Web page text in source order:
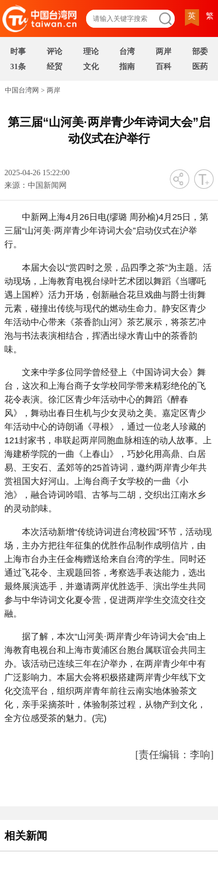
英 繁
时事 评论 理论 台湾 两岸
部委
31条
经贸 文化 指南 百科 医药
中国台湾网 > 两岸
第三届“山河美·两岸青少年诗词大会”启
动仪式在沪举行
2025-04-26 15:22:00
来源：中国新闻网
字号
中新网上海4月26日电(缪璐 周孙榆)4月25日，第
三届“山河美·两岸青少年诗词大会”启动仪式在沪举
行。
本届大会以“赏四时之景，品四季之茶”为主题。活
动现场，上海教育电视台绿叶艺术团以舞蹈《当哪吒
遇上国粹》活力开场，创新融合花旦戏曲与爵士街舞
元素，碰撞出传统与现代的燃动生命力。静安区青少
年活动中心带来《茶香韵山河》茶艺展示，将茶艺冲
泡与书法表演相结合，挥洒出绿水青山中的茶香韵
味。
文来中学多位同学曾经登上《中国诗词大会》舞
台，这次和上海台商子女学校同学带来精彩绝伦的飞
花令表演。徐汇区青少年活动中心的舞蹈《醉春
风》，舞动出春日生机与少女灵动之美。嘉定区青少
年活动中心的诗朗诵《寻根》，通过一位老人珍藏的
121封家书，串联起两岸同胞血脉相连的动人故事。上
海建桥学院的一曲《上春山》，巧妙化用高鼎、白居
易、王安石、孟郊等的25首诗词，邀约两岸青少年共
赏祖国大好河山。上海台商子女学校的一曲《小
池》，融合诗词吟唱、古筝与二胡，交织出江南水乡
的灵动韵味。
本次活动新增“传统诗词进台湾校园”环节，活动现
场，主办方把往年征集的优胜作品制作成明信片，由
上海市台办主任金梅赠送给来自台湾的学生。同时还
通过飞花令、主观题回答，考察选手表达能力，选出
最终展演选手，并邀请两岸优胜选手、演出学生共同
参与中华诗词文化夏令营，促进两岸学生交流交往交
融。
据了解，本次“山河美·两岸青少年诗词大会”由上
海教育电视台和上海市黄浦区台胞台属联谊会共同主
办。该活动已连续三年在沪举办，在两岸青少年中有
广泛影响力。本届大会将积极搭建两岸青少年线下文
化交流平台，组织两岸青年前往云南实地体验茶文
化，亲手采摘茶叶，体验制茶过程，从物产到文化，
全方位感受茶的魅力。(完)
[责任编辑：李响]
相关新闻